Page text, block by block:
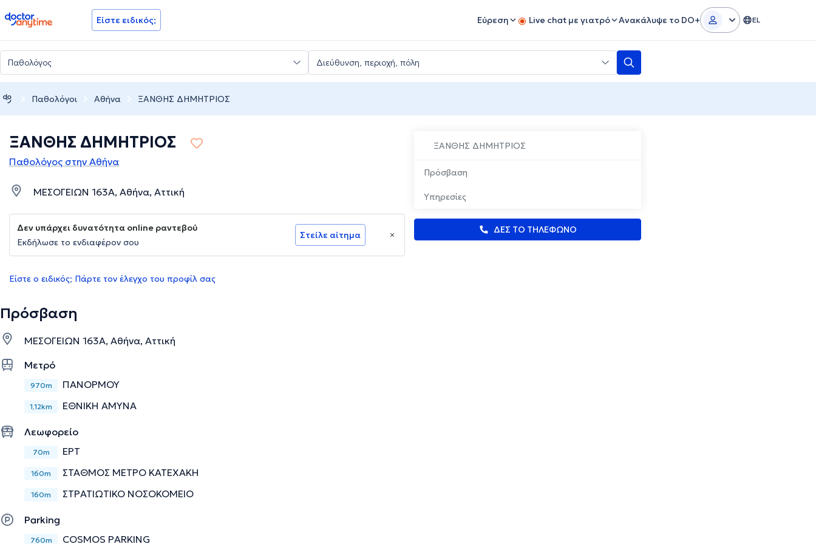
doctoranytime Είστε ειδικός; Εύρεση Live chat με γιατρό Ανακάλυψε το DO+ EL
Παθολόγοι Αθήνα ΞΑΝΘΗΣ ΔΗΜΗΤΡΙΟΣ
ΞΑΝΘΗΣ ΔΗΜΗΤΡΙΟΣ
Πρόσβαση
Υπηρεσίες
ΔΕΣ ΤΟ ΤΗΛΕΦΩΝΟ
ΞΑΝΘΗΣ ΔΗΜΗΤΡΙΟΣ
Παθολόγος στην Αθήνα
ΜΕΣΟΓΕΙΩΝ 163Α, Αθήνα, Αττική
Δεν υπάρχει δυνατότητα online ραντεβού
Εκδήλωσε το ενδιαφέρον σου
Στείλε αίτημα
Είστε ο ειδικός; Πάρτε τον έλεγχο του προφίλ σας
Πρόσβαση
ΜΕΣΟΓΕΙΩΝ 163Α, Αθήνα, Αττική
Μετρό
970m ΠΑΝΟΡΜΟΥ
1,12km ΕΘΝΙΚΗ ΑΜΥΝΑ
Λεωφορείο
70m ΕΡΤ
160m ΣΤΑΘΜΟΣ ΜΕΤΡΟ ΚΑΤΕΧΑΚΗ
160m ΣΤΡΑΤΙΩΤΙΚΟ ΝΟΣΟΚΟΜΕΙΟ
Parking
760m COSMOS PARKING